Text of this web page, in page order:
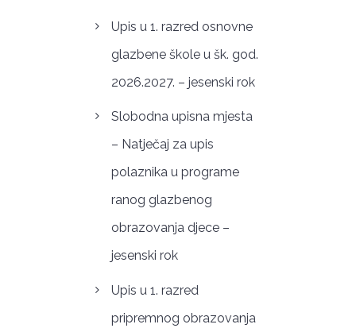
Upis u 1. razred osnovne
glazbene škole u šk. god.
2026.2027. – jesenski rok
Slobodna upisna mjesta
– Natječaj za upis
polaznika u programe
ranog glazbenog
obrazovanja djece –
jesenski rok
Upis u 1. razred
pripremnog obrazovanja